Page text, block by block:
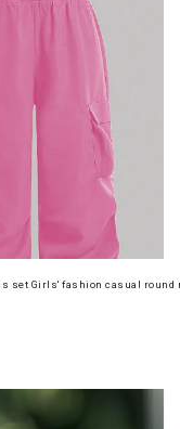
set Girls' fashion casual